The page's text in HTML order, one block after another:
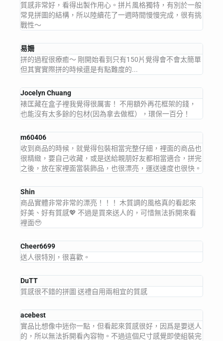
質感非常好，看得出製作用心。拼片風格獨特，有別於一般
常見拼圖的結構，所以陸續花了一週時間慢慢完成，很有挑
戰性～
易姍
拼的過程很療癒～ 剛開始看到只有150片覺得會不會太簡單
但其實實際拼的時候還是有點難度的...
Jocelyn Chuang
裱匡藏在盒子裡我覺得很厲害！ 不用額外再花框架的錢，
也能沒有太多餘的包材(因為拿去做框），環保一百分！
m60406
收到商品的時候，就覺得包裝相當完整仔細，裡面的商品也
很精緻，要自己收藏，或是送給親朋好友都相當適合，拼完
之後，放在家裡面當裝飾品，也很漂亮，運送速度也很快。
Shin
商品實體非常非常的漂亮！！！ 木質調的風格真的看起來
好美、好有質感💖 不過是買來送人的，可惜無法拆開來看
裡面🥹
Cheer6699
送人很特別，很喜歡。
DuTT
質感很不錯的拼圖 送禮自用兩相宜的質感
acebest
實品比想像中迷你一點，但看起來質感很好，因爲是要送人
的，所以無法拆開看內容物。不過這個尺寸感覺即使組裝完